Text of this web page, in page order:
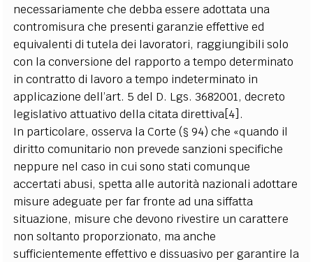
necessariamente che debba essere adottata una
contromisura che presenti garanzie effettive ed
equivalenti di tutela dei lavoratori, raggiungibili solo
con la conversione del rapporto a tempo determinato
in contratto di lavoro a tempo indeterminato in
applicazione dell’art. 5 del D. Lgs. 3682001, decreto
legislativo attuativo della citata direttiva[4].
In particolare, osserva la Corte (§ 94) che «quando il
diritto comunitario non prevede sanzioni specifiche
neppure nel caso in cui sono stati comunque
accertati abusi, spetta alle autorità nazionali adottare
misure adeguate per far fronte ad una siffatta
situazione, misure che devono rivestire un carattere
non soltanto proporzionato, ma anche
sufficientemente effettivo e dissuasivo per garantire la